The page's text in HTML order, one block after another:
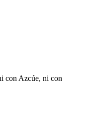
con Azcúe, ni con